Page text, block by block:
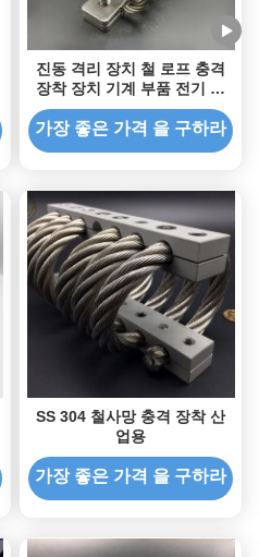
진동 격리 장치 철 로프 충격
장착 장치 기계 부품 전기 캐
비닛 차량
가장 좋은 가격 을 구하라
SS 304 철사망 충격 장착 산
업용
가장 좋은 가격 을 구하라